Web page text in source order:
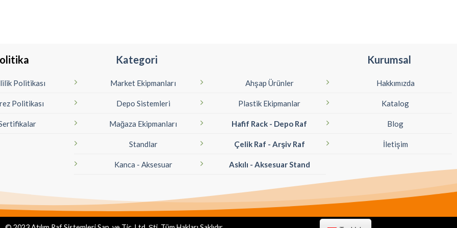
Politikası
Politikası
Kategori
Market Ekipmanları
Depo Sistemleri
Mağaza Ekipmanları
Standlar
Kanca - Aksesuar
Ahşap Ürünler
Plastik Ekipmanlar
Hafif Rack - Depo Raf
Çelik Raf - Arşiv Raf
Askılı - Aksesuar Stand
Kurumsal
Hakkımızda
Katalog
Blog
İletişim